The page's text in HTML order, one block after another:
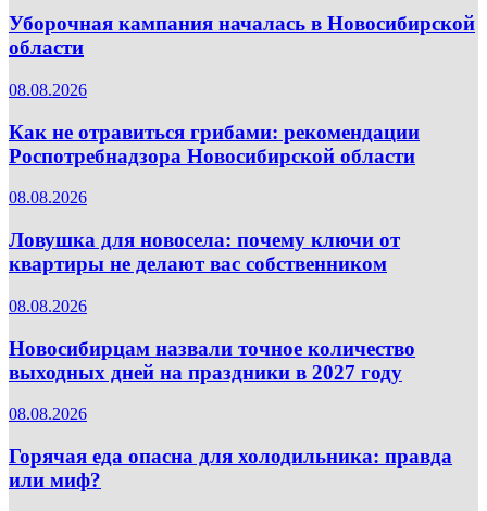
Уборочная кампания началась в Новосибирской
области
08.08.2026
Как не отравиться грибами: рекомендации
Роспотребнадзора Новосибирской области
08.08.2026
Ловушка для новосела: почему ключи от
квартиры не делают вас собственником
08.08.2026
Новосибирцам назвали точное количество
выходных дней на праздники в 2027 году
08.08.2026
Горячая еда опасна для холодильника: правда
или миф?